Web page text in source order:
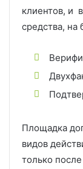
клиентов, и
средства, на
Площадка
видов
только